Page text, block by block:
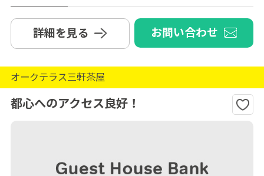
詳細を見る お問い合わせ
オークテラス三軒茶屋
都心へのアクセス良好！